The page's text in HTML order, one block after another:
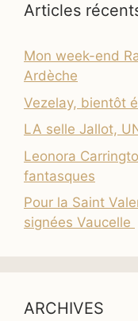
Articles
Mon week-end
Ardèche
Vezelay, bientôt
LA selle Jallot,
Leonora
fantasques
Pour la Saint
signées Vaucelle
ARCHIVES